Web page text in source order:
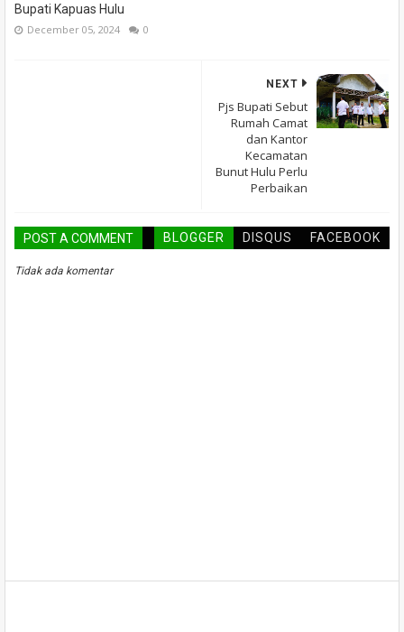
Bupati Kapuas Hulu
December 05, 2024 0
NEXT
Pjs Bupati Sebut
Rumah Camat
dan Kantor
Kecamatan
Bunut Hulu Perlu
Perbaikan
POST A COMMENT BLOGGER DISQUS FACEBOOK
Tidak ada komentar